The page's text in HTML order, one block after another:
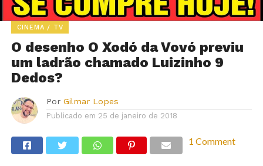
CINEMA / TV
O desenho O Xodó da Vovó previu
um ladrão chamado Luizinho 9
Dedos?
Por Gilmar Lopes
Publicado em 25 de janeiro de 2018
1 Comment